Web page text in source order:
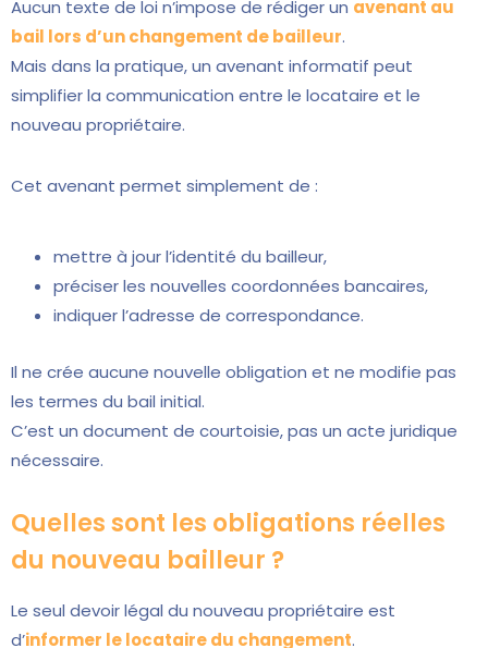
Aucun texte de loi n’impose de rédiger un avenant au
bail lors d’un changement de bailleur.
Mais dans la pratique, un avenant informatif peut
simplifier la communication entre le locataire et le
nouveau propriétaire.
Cet avenant permet simplement de :
mettre à jour l’identité du bailleur,
préciser les nouvelles coordonnées bancaires,
indiquer l’adresse de correspondance.
Il ne crée aucune nouvelle obligation et ne modifie pas
les termes du bail initial.
C’est un document de courtoisie, pas un acte juridique
nécessaire.
Quelles sont les obligations réelles
du nouveau bailleur ?
Le seul devoir légal du nouveau propriétaire est
d’informer le locataire du changement.